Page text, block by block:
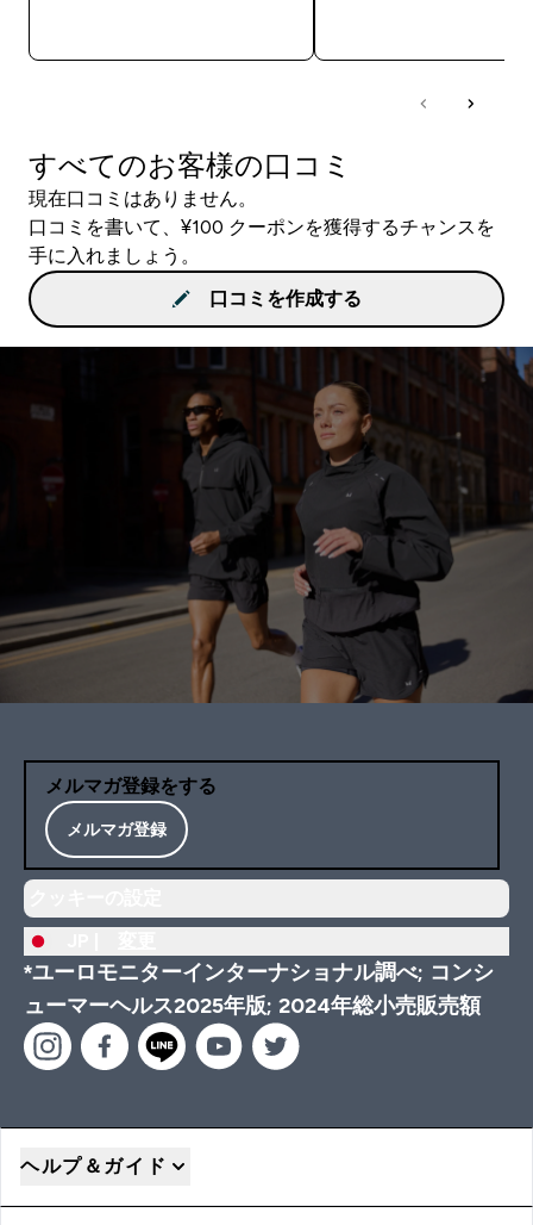
すべてのお客様の口コミ
現在口コミはありません。
口コミを書いて、¥100 クーポンを獲得するチャンスを
手に入れましょう。
口コミを作成する
メルマガ登録をする
メルマガ登録
*ユーロモニターインターナショナル調べ; コンシ
ューマーヘルス2025年版; 2024年総小売販売額
ヘルプ＆ガイド